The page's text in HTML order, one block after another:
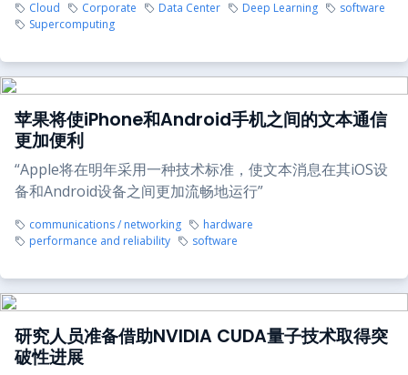
Cloud Corporate Data Center Deep Learning
software
Supercomputing
苹果将使iPhone和Android手机之间的文本通信
更加便利
“Apple将在明年采用一种技术标准，使文本消息在其iOS设
备和Android设备之间更加流畅地运行”
communications / networking
hardware
performance and reliability
software
研究人员准备借助NVIDIA CUDA量子技术取得突
破性进展